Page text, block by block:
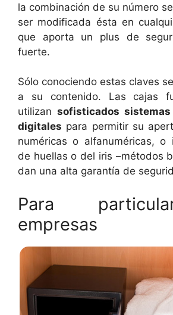
la combinación de su número
ser modificada ésta en
que aporta un plus de
fuerte.
Sólo conociendo estas claves
a su contenido. Las cajas
utilizan sofisticados
digitales para permitir su
numéricas o alfanuméricas, o
de huellas o del iris –métodos
dan una alta garantía de
Para
empresas